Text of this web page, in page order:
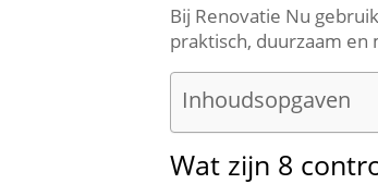
Bij Renovatie Nu
praktisch, duurzaam en
Inhoudsopgaven
Wat zijn 8